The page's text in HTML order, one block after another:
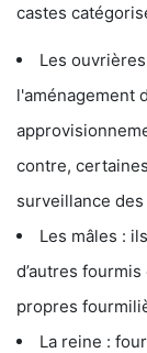
castes
Les
l'aménagement
contre,
surveillance
Les mâles :
d’autres
propres
La reine :